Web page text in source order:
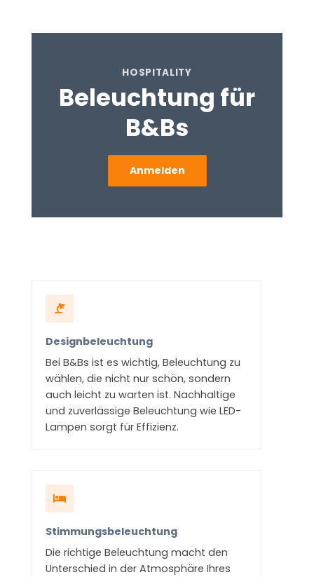
HOSPITALITY
Beleuchtung für
B&Bs
Anmelden
Designbeleuchtung
Bei B&Bs ist es wichtig, Beleuchtung zu
wählen, die nicht nur schön, sondern
auch leicht zu warten ist. Nachhaltige
und zuverlässige Beleuchtung wie LED-
Lampen sorgt für Effizienz.
Stimmungsbeleuchtung
Die richtige Beleuchtung macht den
Unterschied in der Atmosphäre Ihres